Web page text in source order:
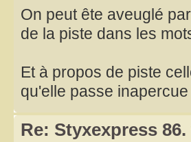
On peut ête aveuglé
de la piste dans les
Et à propos de piste
qu'elle passe inapercue
Re: Styxexpress 86.